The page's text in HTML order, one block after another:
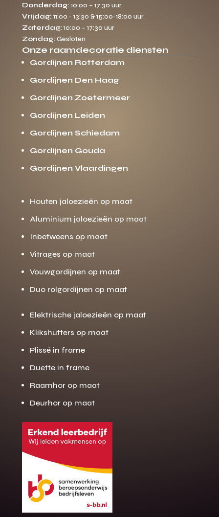
Gratis offerte
op maat?
Binnen 24 uur jouw gratis offerte
10 jaar garantie op de montage
Donderdag: 10:00 – 17:30 uur
Vrijdag: 11:00 - 13:30 & 15:00-18:00 uur
Zaterdag: 10:00 – 17:30 uur
Zondag: Gesloten
Onze raamdecoratie diensten
Gordijnen Rotterdam
Gordijnen Den Haag
Gordijnen Zoetermeer
Gordijnen Leiden
Gordijnen Schiedam
Gordijnen Gouda
Gordijnen Vlaardingen
Houten jaloezieën op maat
Aluminium jaloezieën op maat
Inbetweens op maat
Vitrages op maat
Vouwgordijnen op maat
Duo rolgordijnen op maat
Elektrische jaloezieën op maat
Klikshutters op maat
Plissé in frame
Duette in frame
Raamhor op maat
Deurhor op maat